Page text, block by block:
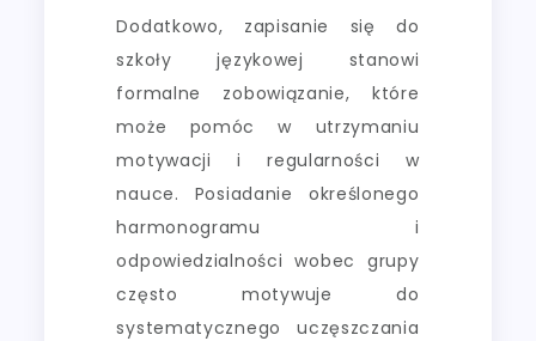
Dodatkowo, zapisanie się do
szkoły językowej stanowi
formalne zobowiązanie, które
może pomóc w utrzymaniu
motywacji i regularności w
nauce. Posiadanie określonego
harmonogramu i
odpowiedzialności wobec grupy
często motywuje do
systematycznego uczęszczania